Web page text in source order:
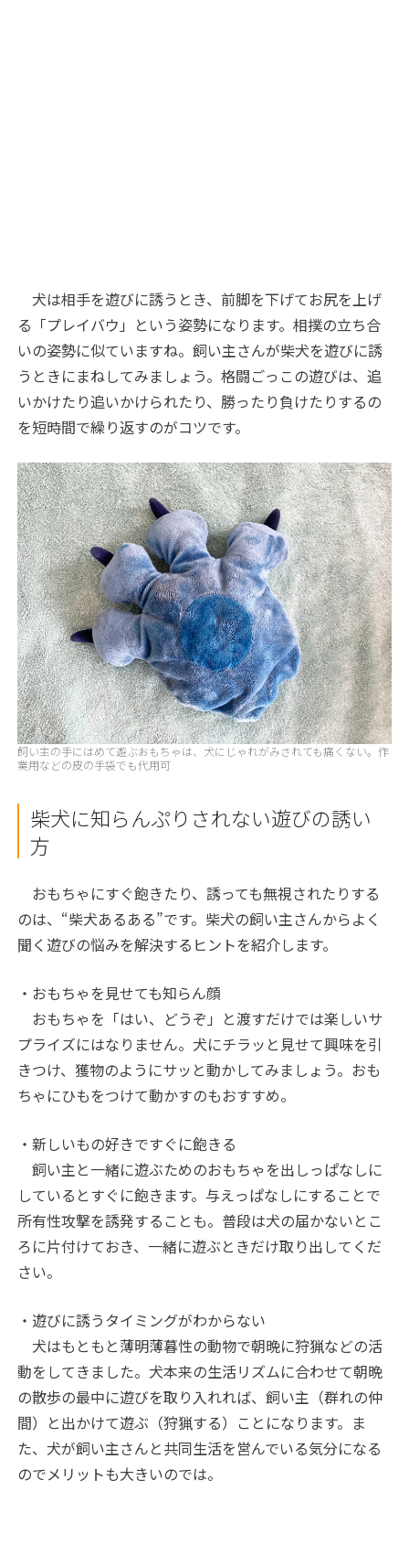
犬は相手を遊びに誘うとき、前脚を下げてお尻を上げ
る「プレイバウ」という姿勢になります。相撲の立ち合
いの姿勢に似ていますね。飼い主さんが柴犬を遊びに誘
うときにまねしてみましょう。格闘ごっこの遊びは、追
いかけたり追いかけられたり、勝ったり負けたりするの
を短時間で繰り返すのがコツです。
飼い主の手にはめて遊ぶおもちゃは、犬にじゃれがみされても痛くない。作
業用などの皮の手袋でも代用可
柴犬に知らんぷりされない遊びの誘い
方
おもちゃにすぐ飽きたり、誘っても無視されたりする
のは、“柴犬あるある”です。柴犬の飼い主さんからよく
聞く遊びの悩みを解決するヒントを紹介します。
・おもちゃを見せても知らん顔
おもちゃを「はい、どうぞ」と渡すだけでは楽しいサ
プライズにはなりません。犬にチラッと見せて興味を引
きつけ、獲物のようにサッと動かしてみましょう。おも
ちゃにひもをつけて動かすのもおすすめ。
・新しいもの好きですぐに飽きる
飼い主と一緒に遊ぶためのおもちゃを出しっぱなしに
しているとすぐに飽きます。与えっぱなしにすることで
所有性攻撃を誘発することも。普段は犬の届かないとこ
ろに片付けておき、一緒に遊ぶときだけ取り出してくだ
さい。
・遊びに誘うタイミングがわからない
犬はもともと薄明薄暮性の動物で朝晩に狩猟などの活
動をしてきました。犬本来の生活リズムに合わせて朝晩
の散歩の最中に遊びを取り入れれば、飼い主（群れの仲
間）と出かけて遊ぶ（狩猟する）ことになります。ま
た、犬が飼い主さんと共同生活を営んでいる気分になる
のでメリットも大きいのでは。